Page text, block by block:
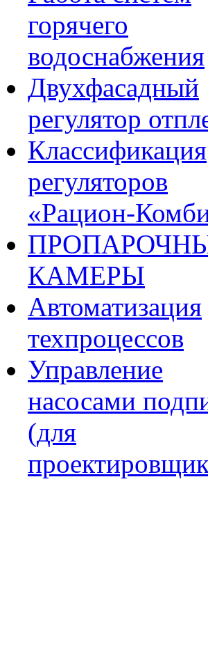
горячего
водоснабжения
Двухфасадный
регулятор
Классификация
регуляторов
«Рацион-
КАМЕРЫ
Автоматизация
техпроцессов
Управление
насосами
(для